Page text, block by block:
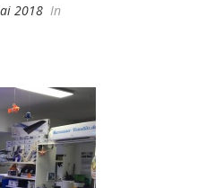
2018 In